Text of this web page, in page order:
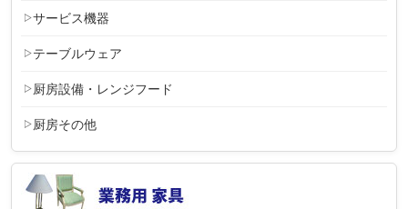
サービス機器
テーブルウェア
厨房設備・レンジフード
厨房その他